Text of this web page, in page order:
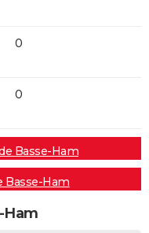
0
0
Basse-Ham
Basse-Ham
Ham